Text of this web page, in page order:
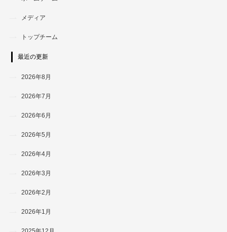
メディア
トップチーム
最近の更新
2026年8月
2026年7月
2026年6月
2026年5月
2026年4月
2026年3月
2026年2月
2026年1月